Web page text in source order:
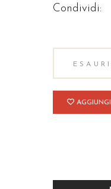
Condividi: